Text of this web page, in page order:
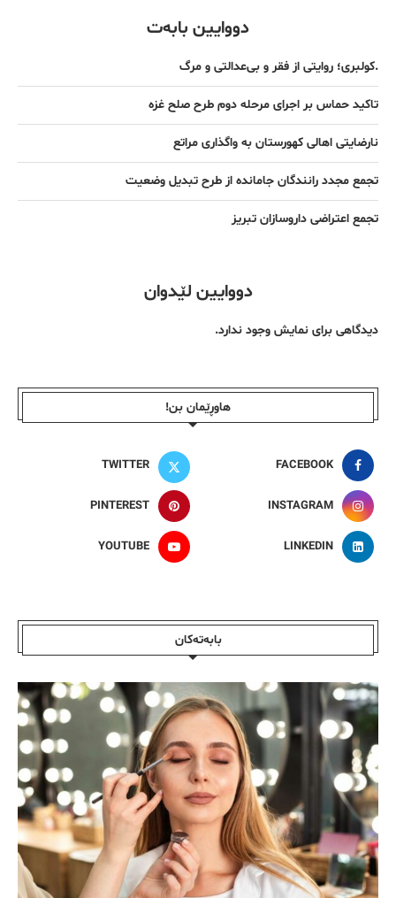
دووایین بابەت
.کولبری؛ روایتی از فقر و بی‌عدالتی و مرگ
تاکید حماس بر اجرای مرحله دوم طرح صلح غزه
نارضایتی اهالی کهورستان به واگذاری مراتع
تجمع مجدد رانندگان جامانده از طرح تبدیل وضعیت
تجمع اعتراضی داروسازان تبریز
دووایین لێدوان
دیدگاهی برای نمایش وجود ندارد.
هاوڕێمان بن!
FACEBOOK
TWITTER
INSTAGRAM
PINTEREST
LINKEDIN
YOUTUBE
بابەتەکان